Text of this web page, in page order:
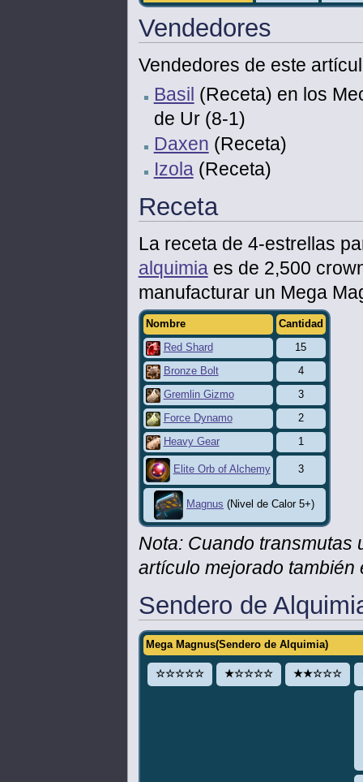
Vendedores
Vendedores de este
Basil (Receta) en los
de Ur (8-1)
Daxen (Receta)
Izola(Receta)
Receta
La receta de 4-estrellas
alquimiaes de 2,500
manufacturar un Mega
Nombre Cantidad
Red Shard 15
Bronze Bolt 4
Gremlin Gizmo 3
Force Dynamo 2
Heavy Gear 1
Elite Orb of Alchemy 3
Magnus (Nivel de Calor 5+)
Nota: Cuando
artículo mejorado también
Sendero de
Mega Magnus(Sendero de Alquimia)
☆☆☆☆☆ ★☆☆☆☆ ★★☆☆☆